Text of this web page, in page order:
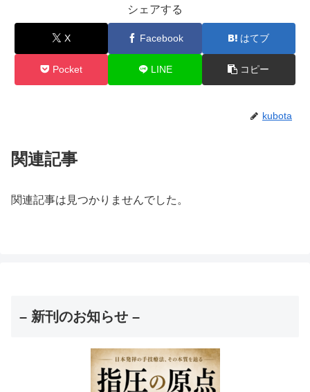
シェアする
X Facebook はてブ
Pocket LINE コピー
kubota
関連記事
関連記事は見つかりませんでした。
– 新刊のお知らせ –